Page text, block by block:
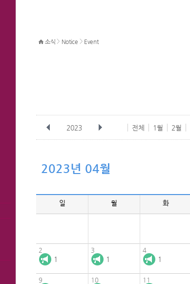
소식 > Notice > Event
2023 전체 1월 2월
2023년 04월
일 월 화
2
1
3
1
4
1
9 10 11